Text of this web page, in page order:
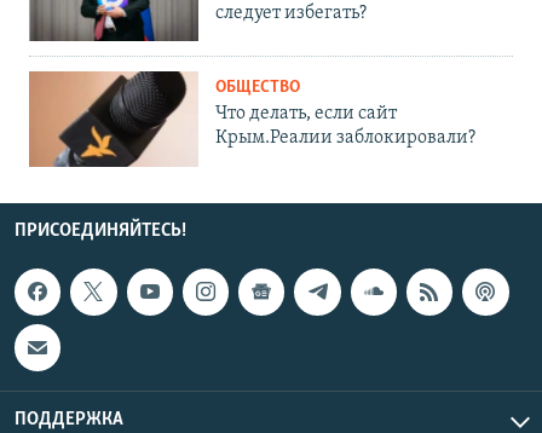
следует избегать?
ОБЩЕСТВО
Что делать, если сайт
Крым.Реалии заблокировали?
ПРИСОЕДИНЯЙТЕСЬ!
ПОДДЕРЖКА